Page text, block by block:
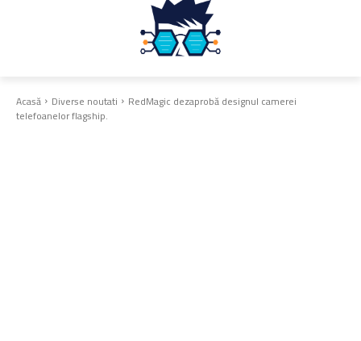
Acasă Diverse noutati RedMagic dezaprobă designul camerei
telefoanelor flagship.